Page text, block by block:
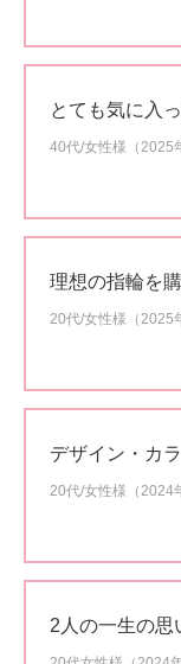
とても気に入
40代/女性様（2025
理想の指輪を
20代/女性様（2025
デザイン・カ
20代/女性様（2024
2人の一生の思